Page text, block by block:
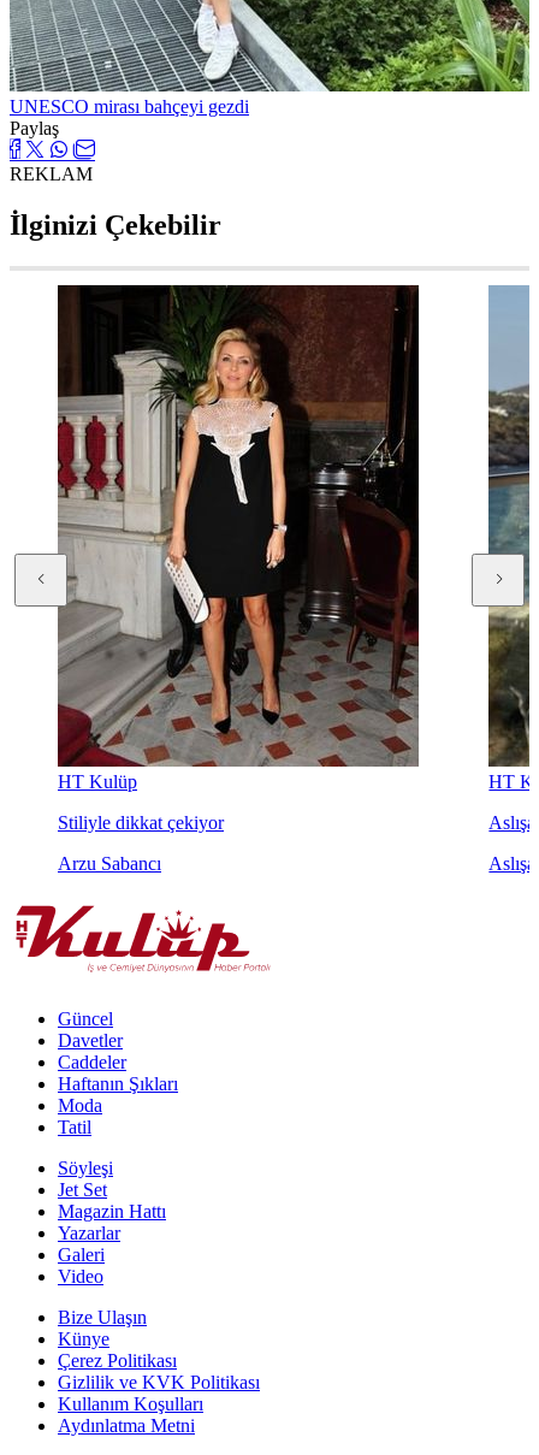
UNESCO mirası bahçeyi gezdi
Paylaş
REKLAM
İlginizi Çekebilir
HT Kulüp
Stiliyle dikkat çekiyor
Arzu Sabancı
HT
Güncel
Davetler
Caddeler
Haftanın Şıkları
Moda
Tatil
Söyleşi
Jet Set
Magazin Hattı
Yazarlar
Galeri
Video
Bize Ulaşın
Künye
Çerez Politikası
Gizlilik ve KVK Politikası
Kullanım Koşulları
Aydınlatma Metni